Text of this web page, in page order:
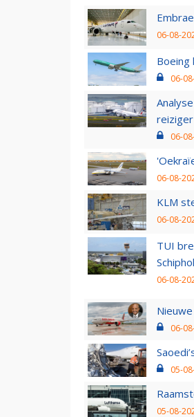
06-08-
06-
reiziger
06-
06-08-
KLM
06-08-
TUI
Schiphol
06-08-
06-
05-
05-08-